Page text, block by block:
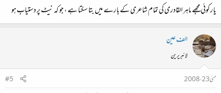
یار کوئی مجھے ماہر القادری کی تمام شاعری کے بارے میں بتا سکتا ہے ، جو کہ نیٹ پر دستیاب ہو
الف عین
لائبریرین
مئی 23، 2008
#5